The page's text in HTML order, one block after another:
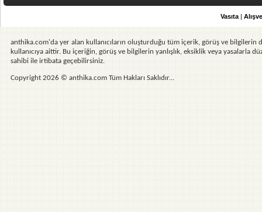
anthika.com'da yer alan kullanıcıların oluşturduğu tüm içerik, görüş ve
kullanıcıya aittir. Bu içeriğin, görüş ve bilgilerin yanlışlık, eksiklik veya yasalarla
sahibi ile irtibata geçebilirsiniz.
Copyright 2026 © anthika.com Tüm Hakları Saklıdır...
Vasıta |